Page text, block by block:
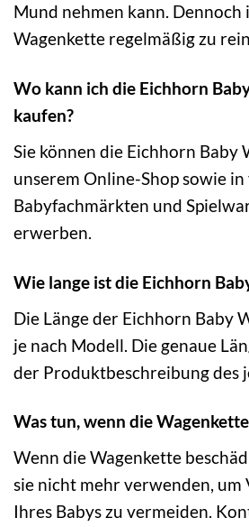
Mund nehmen kann. Dennoch
Wagenkette regelmäßig zu
Wo kann ich die Eichhorn
kaufen?
Sie können die Eichhorn Baby
unserem Online-Shop sowie in
Babyfachmärkten und
erwerben.
Wie lange ist die Eichhorn
Die Länge der Eichhorn Baby
je nach Modell. Die genaue
der Produktbeschreibung des
Was tun, wenn die
Wenn die Wagenkette
sie nicht mehr verwenden, um
Ihres Babys zu vermeiden.